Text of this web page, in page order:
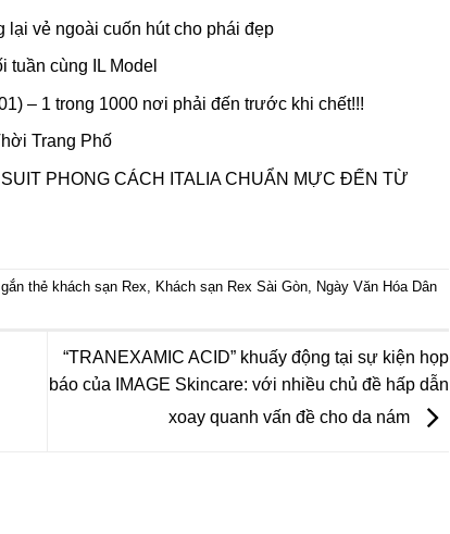
lại vẻ ngoài cuốn hút cho phái đẹp
cùng IL Model
– 1 trong 1000 nơi phải đến trước khi chết!!!
Trang Phố
PHONG CÁCH ITALIA CHUẨN MỰC ĐẾN TỪ
thẻ khách sạn Rex, Khách sạn Rex Sài Gòn, Ngày Văn Hóa Dân
“TRANEXAMIC ACID” khuấy động tại sự kiện họp
báo của IMAGE Skincare: với nhiều chủ đề hấp dẫn
xoay quanh vấn đề cho da nám